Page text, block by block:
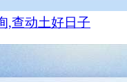
,查动土好日子